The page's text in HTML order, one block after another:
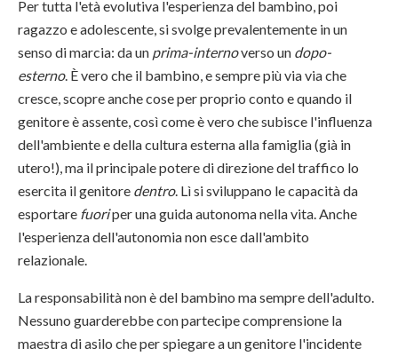
Per tutta l'età evolutiva l'esperienza del bambino, poi
ragazzo e adolescente, si svolge prevalentemente in un
senso di marcia: da un prima-internoverso un dopo-
esterno. È vero che il bambino, e sempre più via via che
cresce, scopre anche cose per proprio conto e quando il
genitore è assente, così come è vero che subisce l'influenza
dell'ambiente e della cultura esterna alla famiglia (già in
utero!), ma il principale potere di direzione del traffico lo
esercita il genitore dentro. Lì si sviluppano le capacità da
esportare fuoriper una guida autonoma nella vita. Anche
l'esperienza dell'autonomia non esce dall'ambito
relazionale.
La responsabilità non è del bambino ma sempre dell'adulto.
Nessuno guarderebbe con partecipe comprensione la
maestra di asilo che per spiegare a un genitore l'incidente